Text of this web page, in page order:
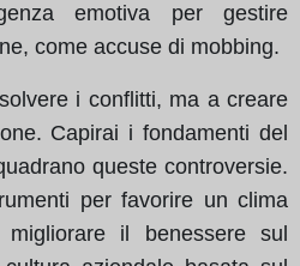
emotiva per gestire
come accuse di mobbing.
i conflitti, ma a creare
Capirai i fondamenti del
queste controversie.
per favorire un clima
migliorare il benessere sul